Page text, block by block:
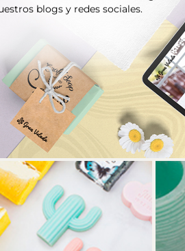
blogs y redes sociales.